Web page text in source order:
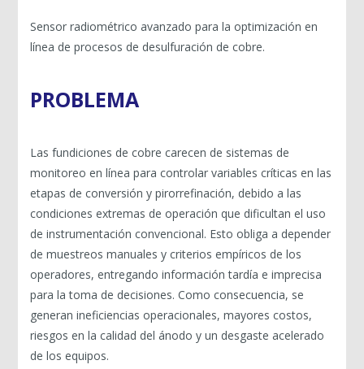
Sensor radiométrico avanzado para la optimización en
línea de procesos de desulfuración de cobre.
PROBLEMA
Las fundiciones de cobre carecen de sistemas de
monitoreo en línea para controlar variables críticas en las
etapas de conversión y pirorrefinación, debido a las
condiciones extremas de operación que dificultan el uso
de instrumentación convencional. Esto obliga a depender
de muestreos manuales y criterios empíricos de los
operadores, entregando información tardía e imprecisa
para la toma de decisiones. Como consecuencia, se
generan ineficiencias operacionales, mayores costos,
riesgos en la calidad del ánodo y un desgaste acelerado
de los equipos.